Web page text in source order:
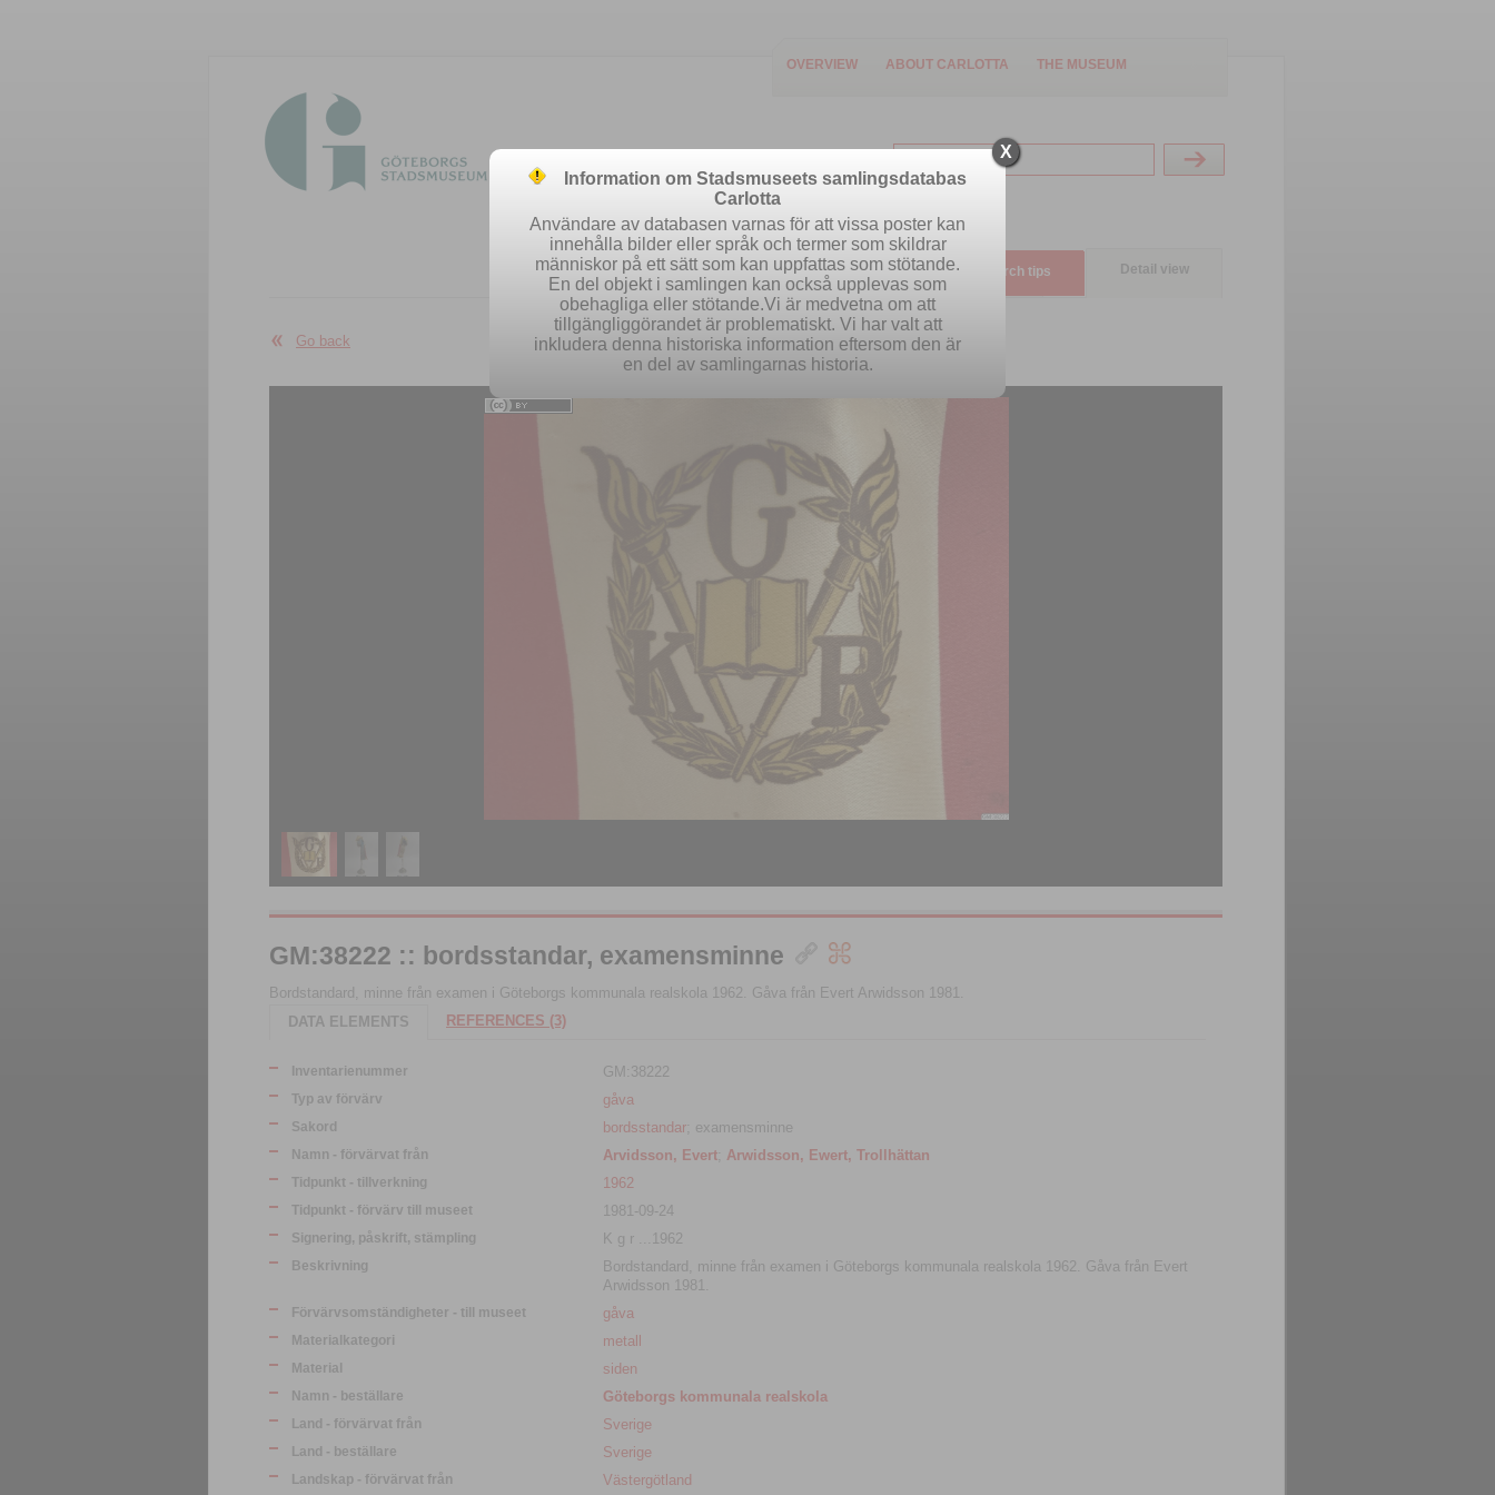
OVERVIEW ABOUT CARLOTTA THE MUSEUM
Easy search Advanced search Search tips Detail view
Go back
GM:38222 :: bordsstandar, examensminne
Bordstandard, minne från examen i Göteborgs kommunala realskola 1962. Gåva från Evert Arwidsson 1981.
DATA ELEMENTS
REFERENCES (3)
Inventarienummer GM:38222
Typ av förvärv gåva
Sakord bordsstandar; examensminne
Namn - förvärvat från Arvidsson, Evert; Arwidsson, Ewert, Trollhättan
Tidpunkt - tillverkning 1962
Tidpunkt - förvärv till museet 1981-09-24
Signering, påskrift, stämpling K g r ...1962
Beskrivning
Bordstandard, minne från examen i Göteborgs kommunala realskola 1962. Gåva från Evert
Arwidsson 1981.
Förvärvsomständigheter - till museet gåva
Materialkategori metall
Material siden
Namn - beställare Göteborgs kommunala realskola
Land - förvärvat från Sverige
Land - beställare Sverige
Landskap - förvärvat från Västergötland
X
Information om Stadsmuseets samlingsdatabas
Carlotta
Användare av databasen varnas för att vissa poster kan
innehålla bilder eller språk och termer som skildrar
människor på ett sätt som kan uppfattas som stötande.
En del objekt i samlingen kan också upplevas som
obehagliga eller stötande.Vi är medvetna om att
tillgängliggörandet är problematiskt. Vi har valt att
inkludera denna historiska information eftersom den är
en del av samlingarnas historia.